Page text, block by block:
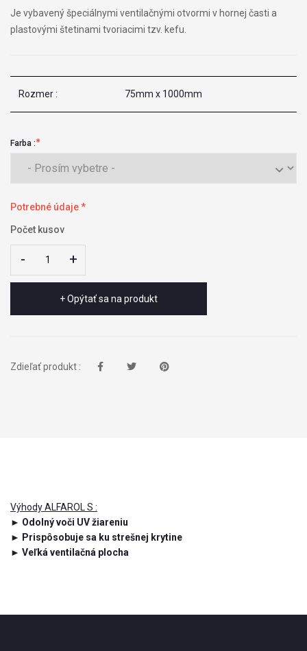
Je vybavený špeciálnymi ventilačnými otvormi v hornej časti a
plastovými štetinami tvoriacimi tzv. kefu.
Rozmer : 75mm x 1000mm
Farba :
Potrebné údaje *
Počet kusov
- +
- +
+ Opýtať sa na produkt
Zdieľať produkt :
Výhody ALFAROL S :
► Odolný voči UV žiareniu
► Prispôsobuje sa ku strešnej krytine
► Veľká ventilačná plocha